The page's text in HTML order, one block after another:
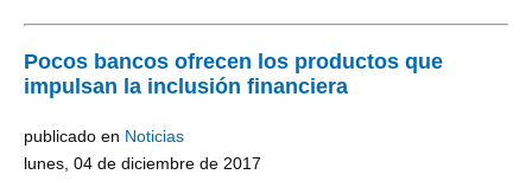
Pocos bancos ofrecen los productos que
impulsan la inclusión financiera
publicado en Noticias
lunes, 04 de diciembre de 2017